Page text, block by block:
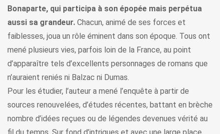
Bonaparte, qui participa à son épopée mais perpétua
aussi sa grandeur. Chacun, animé de ses forces et
faiblesses, joua un rôle éminent dans son époque. Tous ont
mené plusieurs vies, parfois loin de la France, au point
d’apparaître tels d’excellents personnages de romans que
n’auraient reniés ni Balzac ni Dumas.
Pour les étudier, l’auteur a mené l’enquête à partir de
sources renouvelées, d’études récentes, battant en brèche
nombre d’idées reçues ou de légendes devenues vérité au
fil du temps. Sur fond d’intrigues et avec une large place